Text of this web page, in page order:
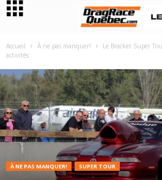
Accueil À ne pas manquer!
Le Bracket Super
activités
À NE PAS MANQUER! SUPER TOUR